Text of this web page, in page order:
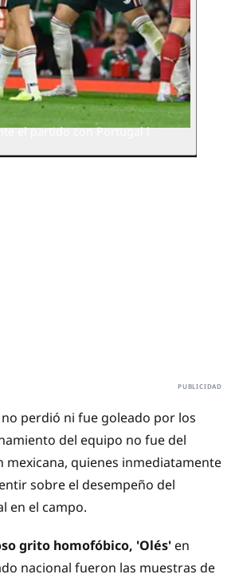
el partido con Portugal l
no perdió ni fue goleado por los
del equipo no fue del
mexicana, quienes inmediatamente
sobre el desempeño del
en el campo.
grito homofóbico, 'Olés' en
nacional fueron las muestras de